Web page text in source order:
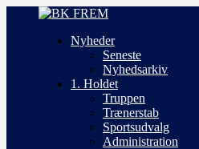
Nyheder
Seneste
Nyhedsarkiv
1. Holdet
Truppen
Trænerstab
Sportsudvalg
Administration